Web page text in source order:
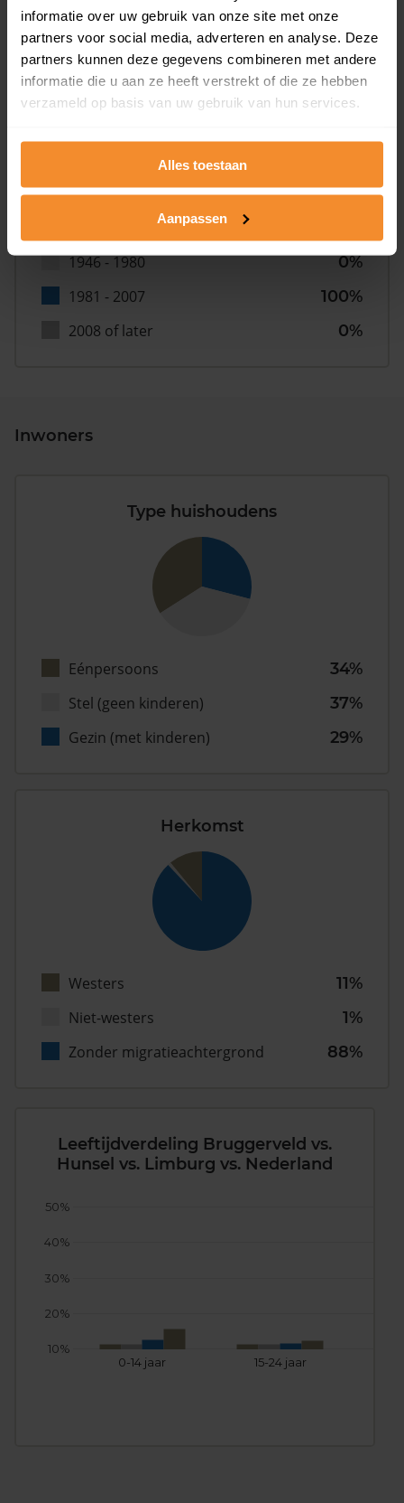
informatie over uw gebruik van onze site met onze
partners voor social media, adverteren en analyse. Deze
partners kunnen deze gegevens combineren met andere
informatie die u aan ze heeft verstrekt of die ze hebben
verzameld op basis van uw gebruik van hun services.
Alles toestaan
Aanpassen
Bouwjaar
1946 - 1980
0%
1981 - 2007
100%
2008 of later
0%
Inwoners
Type huishoudens
Eénpersoons
34%
Stel (geen kinderen)
37%
Gezin (met kinderen)
29%
Herkomst
Westers
11%
Niet-westers
1%
Zonder migratieachtergrond
88%
Leeftijdverdeling Bruggerveld vs.
Hunsel vs. Limburg vs. Nederland
0-14 jaar 15-24 jaar
10%
20%
30%
40%
50%